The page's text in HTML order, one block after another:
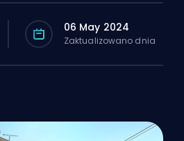
06 May 2024
Zaktualizowano dnia